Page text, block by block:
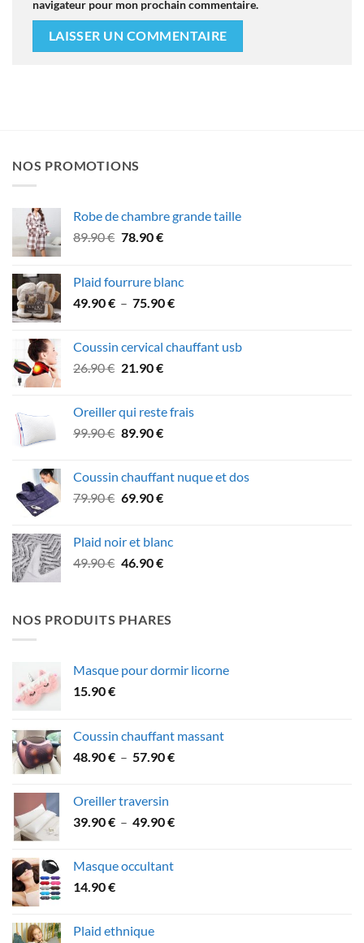
navigateur pour mon prochain commentaire.
NOS PROMOTIONS
Robe de chambre grande taille
89.90€ Le
était :
89.90 €.
78.90€Le
est :
78.90 €.
Plaid fourrure blanc
49.90€ – 75.90€Plage
49.90 €
Coussin cervical chauffant usb
26.90€ Le
était :
26.90 €.
21.90€Le
est :
21.90 €.
Oreiller qui reste frais
99.90€ Le
était :
99.90 €.
89.90€Le
est :
89.90 €.
Coussin chauffant nuque et dos
79.90€ Le
était :
79.90 €.
69.90€Le
est :
69.90 €.
Plaid noir et blanc
49.90€ Le
était :
49.90 €.
46.90€Le
est :
46.90 €.
NOS PRODUITS PHARES
Masque pour dormir licorne
15.90€
Coussin chauffant massant
48.90€ – 57.90€Plage
à
Oreiller traversin
39.90€ – 49.90€Plage
Masque occultant
14.90€
Plaid ethnique